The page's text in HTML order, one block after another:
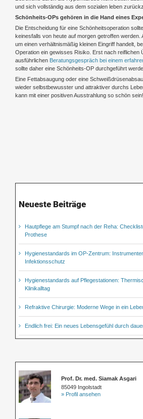
und sich vollständig aus dem sozialen leben
Schönheits-OPs gehören in die Hand eines
Die Entscheidung für eine Schönheitsoperation
keinesfalls von heute auf morgen getroffen werden.
um einen verhältnismäßig kleinen Eingriff handelt,
Operation ein gewisses Risiko. Erst nach reiflichen
ausführlichen Beratungsgespräch bei einem
sollte daher eine Schönheits-OP durchgeführt
Eine Fettabsaugung oder eine
wieder selbstbewusster und attraktiver durchs
kann mit einer positiven Ausstrahlung so schön sein!
Neueste Beiträge
Hautpflege am Stumpf nach der Reha:
Prothese
Hygienestandards im OP-Zentrum:
Infektionsschutz
Hygienestandards auf Pflegestationen:
Klinikalltag
Refraktive Chirurgie: Moderne Wege in ein
Endlich frei: Ein neues Lebensgefühl durch
Prof. Dr. med. Siamak Asgari
85049 Ingolstadt
» Profil ansehen